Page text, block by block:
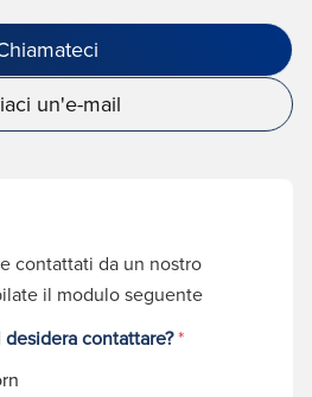
un'e-mail
contattati da un nostro
il modulo seguente
contattare?*